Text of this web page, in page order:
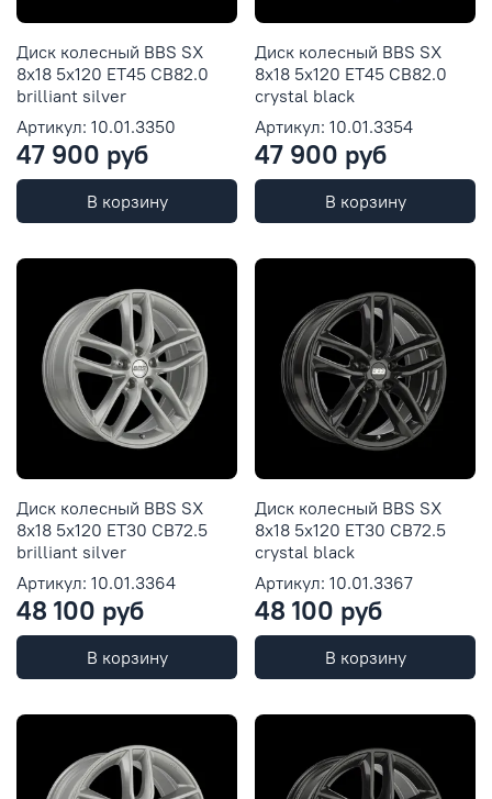
Диск колесный BBS SX
8x18 5x120 ET45 CB82.0
brilliant silver
Артикул: 10.01.3350
47 900 руб
В корзину
Диск колесный BBS SX
8x18 5x120 ET45 CB82.0
crystal black
Артикул: 10.01.3354
47 900 руб
В корзину
Диск колесный BBS SX
8x18 5x120 ET30 CB72.5
brilliant silver
Артикул: 10.01.3364
48 100 руб
В корзину
Диск колесный BBS SX
8x18 5x120 ET30 CB72.5
crystal black
Артикул: 10.01.3367
48 100 руб
В корзину